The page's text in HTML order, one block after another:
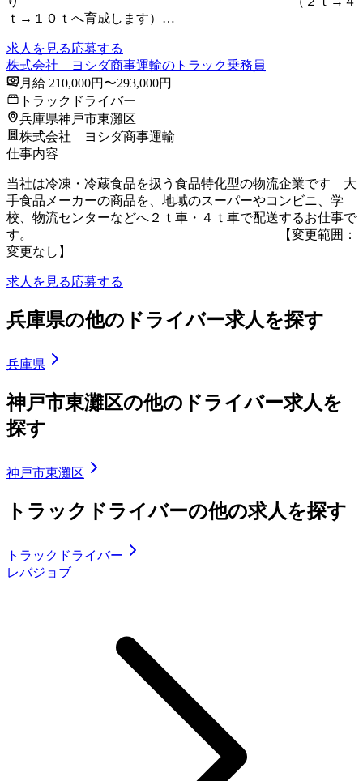
ｔ→１０ｔへ育成します）…
求人を見る応募する
株式会社 ヨシダ商事運輸のトラック乗務員
月給 210,000円〜293,000円
トラックドライバー
兵庫県神戸市東灘区
株式会社 ヨシダ商事運輸
仕事内容
当社は冷凍・冷蔵食品を扱う食品特化型の物流企業です 大
手食品メーカーの商品を、地域のスーパーやコンビニ、学
校、物流センターなどへ２ｔ車・４ｔ車で配送するお仕事で
す。 【変更範囲：
変更なし】
求人を見る応募する
兵庫県の他のドライバー求人を探す
兵庫県
神戸市東灘区の他のドライバー求人を
探す
神戸市東灘区
トラックドライバーの他の求人を探す
トラックドライバー
レバジョブ